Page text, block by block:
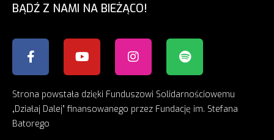
BĄDŹ Z NAMI NA BIEŻĄCO!
Strona powstała dzięki Funduszowi Solidarnościowemu
„Działaj Dalej” finansowanego przez Fundację im. Stefana
Batorego